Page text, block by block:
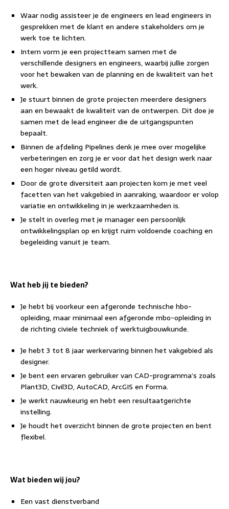
Waar nodig assisteer je de engineers en lead engineers in
gesprekken met de klant en andere stakeholders om je
werk toe te lichten.
Intern vorm je een projectteam samen met de
verschillende designers en engineers, waarbij jullie zorgen
voor het bewaken van de planning en de kwaliteit van het
werk.
Je stuurt binnen de grote projecten meerdere designers
aan en bewaakt de kwaliteit van de ontwerpen. Dit doe je
samen met de lead engineer die de uitgangspunten
bepaalt.
Binnen de afdeling Pipelines denk je mee over mogelijke
verbeteringen en zorg je er voor dat het design werk naar
een hoger niveau getild wordt.
Door de grote diversiteit aan projecten kom je met veel
facetten van het vakgebied in aanraking, waardoor er volop
variatie en ontwikkeling in je werkzaamheden is.
Je stelt in overleg met je manager een persoonlijk
ontwikkelingsplan op en krijgt ruim voldoende coaching en
begeleiding vanuit je team.
Wat heb jij te bieden?
Je hebt bij voorkeur een afgeronde technische hbo-
opleiding, maar minimaal een afgeronde mbo-opleiding in
de richting civiele techniek of werktuigbouwkunde.
Je hebt 3 tot 8 jaar werkervaring binnen het vakgebied als
designer.
Je bent een ervaren gebruiker van CAD-programma’s zoals
Plant3D, Civil3D, AutoCAD, ArcGIS en Forma.
Je werkt nauwkeurig en hebt een resultaatgerichte
instelling.
Je houdt het overzicht binnen de grote projecten en bent
flexibel.
Wat bieden wij jou?
Een vast dienstverband